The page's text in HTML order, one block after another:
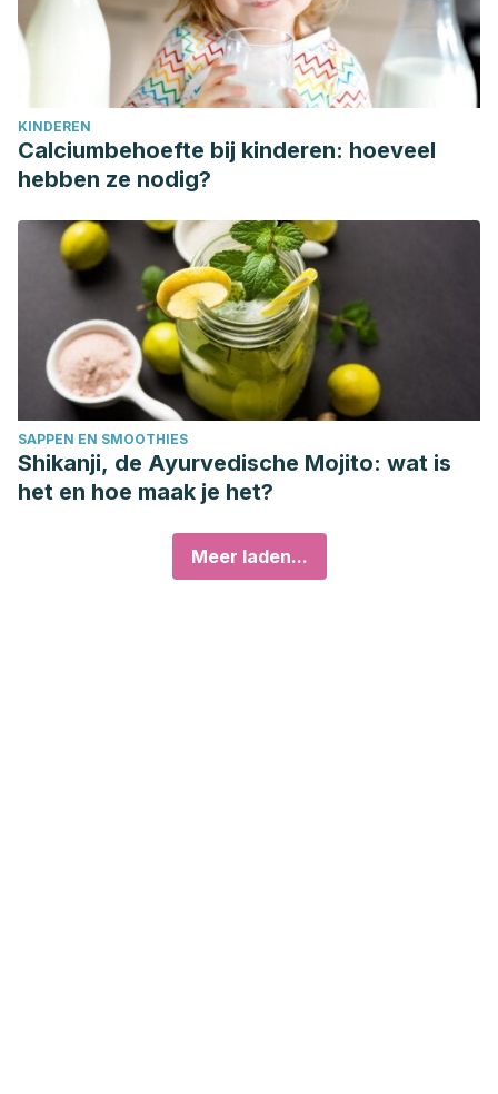
KINDEREN
Calciumbehoefte bij kinderen: hoeveel
hebben ze nodig?
SAPPEN EN SMOOTHIES
Shikanji, de Ayurvedische Mojito: wat is
het en hoe maak je het?
Meer laden...